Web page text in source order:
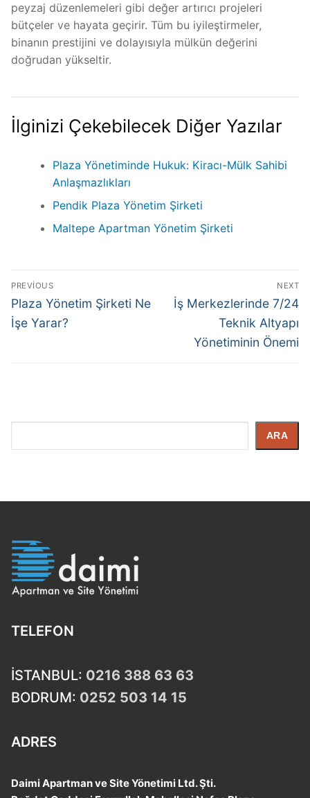
peyzaj düzenlemeleri gibi değer artırıcı projeleri
bütçeler ve hayata geçirir. Tüm bu iyileştirmeler,
binanın prestijini ve dolayısıyla mülkün değerini
doğrudan yükseltir.
İlginizi Çekebilecek Diğer Yazılar
Plaza Yönetiminde Hukuk: Kiracı-Mülk Sahibi
Anlaşmazlıkları
Pendik Plaza Yönetim Şirketi
Maltepe Apartman Yönetim Şirketi
PREVIOUS
Plaza Yönetim Şirketi Ne
İşe Yarar?
NEXT
İş Merkezlerinde 7/24
Teknik Altyapı
Yönetiminin Önemi
Arayın
ARA
TELEFON
İSTANBUL: 0216 388 63 63
BODRUM: 0252 503 14 15
ADRES
Daimi Apartman ve Site Yönetimi Ltd. Şti.